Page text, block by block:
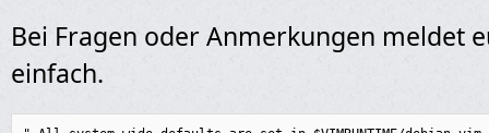
Bei Fragen oder Anmerkungen meldet
einfach.